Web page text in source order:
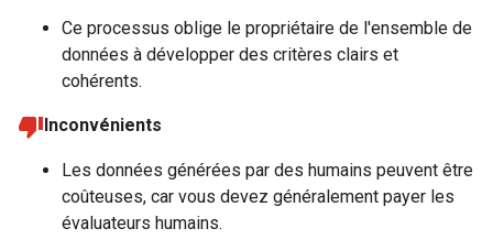
Ce processus oblige le propriétaire de l'ensemble de
données à développer des critères clairs et
cohérents.
Inconvénients
Les données générées par des humains peuvent être
coûteuses, car vous devez généralement payer les
évaluateurs humains.